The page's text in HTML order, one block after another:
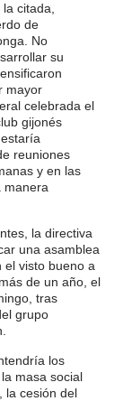
citada,
de
No
su
mayor
celebrada el
gijonés
reuniones
y en las
manera
la directiva
una asamblea
el visto bueno a
de un año, el
tras
grupo
los
masa social
la cesión del